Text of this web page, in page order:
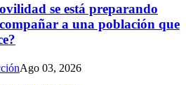
se está preparando
a una población que
Ago 03, 2026